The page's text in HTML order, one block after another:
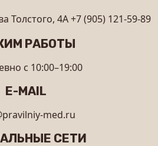
Толстого, 4А+7 (905) 121-59-89
РАБОТЫ
с 10:00–19:00
E-MAIL
med.ru
СЕТИ